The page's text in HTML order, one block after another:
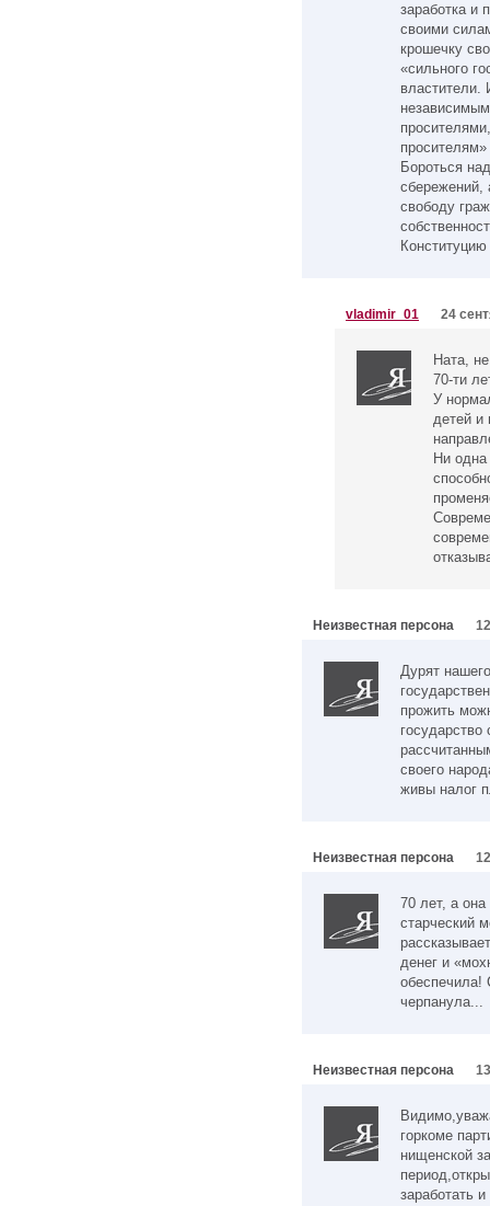
заработка и
своими
крошечку
«сильного
Бороться
сбережений,
свободу
vladimir_01 24
Ната,
70-ти
У
детей и
Ни
Неизвестная персона
Дурят
прожить
своего
живы налог
Неизвестная персона
70 лет, а
старческий
денег и
черпанула...
Неизвестная персона
горкоме
нищенской
заработать